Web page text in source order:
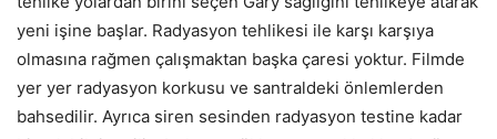
yeni işine başlar. Radyasyon tehlikesi ile karşı karşıya
olmasına rağmen çalışmaktan başka çaresi yoktur. Filmde
yer yer radyasyon korkusu ve santraldeki önlemlerden
bahsedilir. Ayrıca siren sesinden radyasyon testine kadar